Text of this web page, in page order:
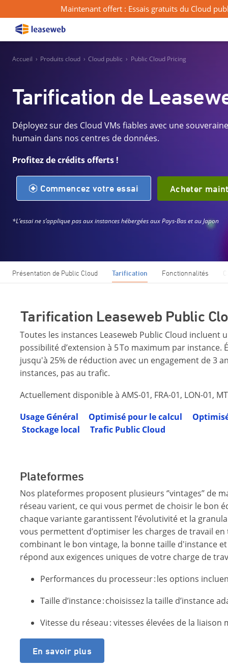
Maintenant offert : Essais gratuits du Cloud
Accueil › Produits cloud › Cloud public › Public Cloud Pricing
Tarification de
Déployez sur des Cloud VMs fiables avec une
humain dans nos centres de données.
Profitez de crédits offerts !
Commencez votre essai Acheter
*L’essai ne s’applique pas aux instances hébergées aux Pays-Bas et au Japon
Présentation de Public Cloud Tarification Fonctionnalités
Tarification Leaseweb Public
Toutes les instances Leaseweb Public Cloud
possibilité d’extension à 5 To maximum par
jusqu'à 25% de réduction avec un engagement de 3
instances, pas au trafic.
Actuellement disponible à AMS-01, FRA-01, LON-01,
Usage Général
Optimisé pour le calcul
Stockage local
Trafic Public Cloud
Plateformes
Nos plateformes proposent plusieurs ‘’vintages’’
réseau varient, ce qui vous permet de choisir le bon
chaque variante garantissent l’évolutivité et la
vous permettent d’optimiser les charges de travail
combinant le bon vintage, la bonne taille d'instance
répond aux exigences uniques de votre charge de
Performances du processeur : les options
Taille d’instance : choisissez la taille d’instance
Vitesse du réseau : vitesses élevées de la
En savoir plus